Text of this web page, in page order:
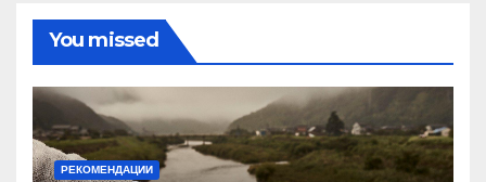
You missed
РЕКОМЕНДАЦИИ